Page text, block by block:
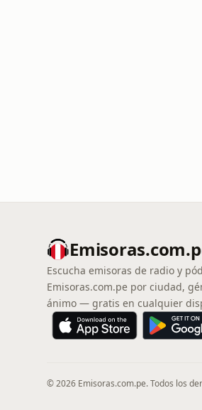
Escucha emisoras de radio y
Emisoras.com.pe por ciudad,
ánimo — gratis en cualquier
© 2026 Emisoras.com.pe. Todos los